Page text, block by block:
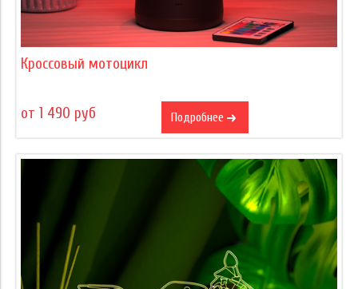
Кроссовый мотоцикл
от 1 490 руб Подробнее